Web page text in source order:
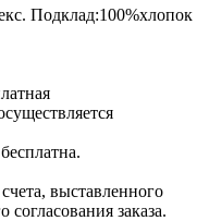
Подклад:100%хлопок
выставленного
заказа.